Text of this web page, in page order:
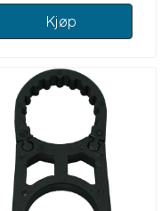
Kjøp